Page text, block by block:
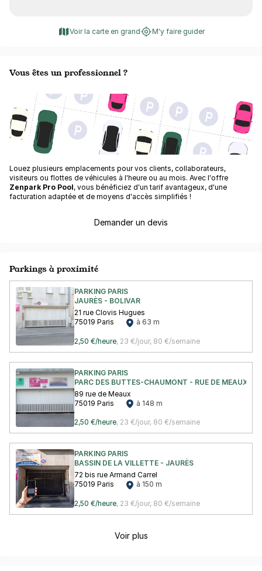
Voir la carte en grand M'y faire guider
Vous êtes un professionnel ?
Louez plusieurs emplacements pour vos clients, collaborateurs,
visiteurs ou flottes de véhicules à l'heure ou au mois. Avec l'offre
Zenpark Pro Pool, vous bénéficiez d'un tarif avantageux, d'une
facturation adaptée et de moyens d'accès simplifiés !
Demander un devis
Parkings à proximité
PARKING PARIS
JAURÈS - BOLIVAR
21 rue Clovis Hugues
75019 Paris
à 63 m
2,50 €/heure, 23 €/jour, 80 €/semaine
PARKING PARIS
PARC DES BUTTES-CHAUMONT - RUE DE MEAUX
89 rue de Meaux
75019 Paris
à 148 m
2,50 €/heure, 23 €/jour, 80 €/semaine
PARKING PARIS
BASSIN DE LA VILLETTE - JAURÈS
72 bis rue Armand Carrel
75019 Paris
à 150 m
2,50 €/heure, 23 €/jour, 80 €/semaine
Voir plus